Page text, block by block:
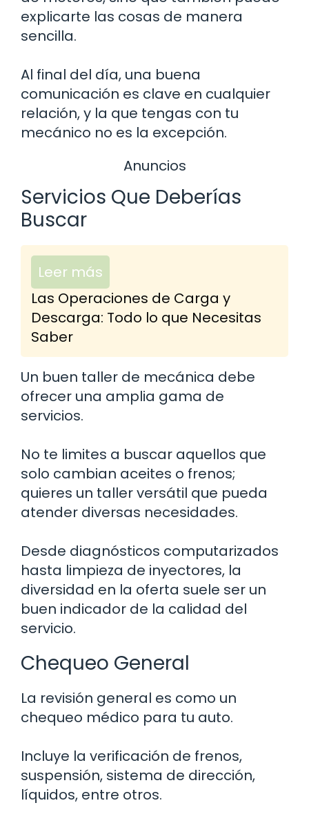
explicarte las cosas de manera
sencilla.
Al final del día, una buena
comunicación es clave en cualquier
relación, y la que tengas con tu
mecánico no es la excepción.
Anuncios
Servicios Que Deberías
Buscar
Leer más
Las Operaciones de Carga y
Descarga: Todo lo que Necesitas
Saber
Un buen taller de mecánica debe
ofrecer una amplia gama de
servicios.
No te limites a buscar aquellos que
solo cambian aceites o frenos;
quieres un taller versátil que pueda
atender diversas necesidades.
Desde diagnósticos computarizados
hasta limpieza de inyectores, la
diversidad en la oferta suele ser un
buen indicador de la calidad del
servicio.
Chequeo General
La revisión general es como un
chequeo médico para tu auto.
Incluye la verificación de frenos,
suspensión, sistema de dirección,
líquidos, entre otros.